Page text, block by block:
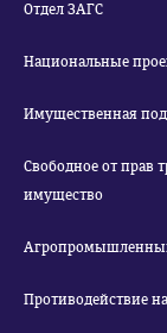
Отдел ЗАГС
Национальные
Имущественная
Свободное от прав
имущество
Противодействие